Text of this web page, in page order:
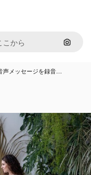
画像で
声メッセージを録音…